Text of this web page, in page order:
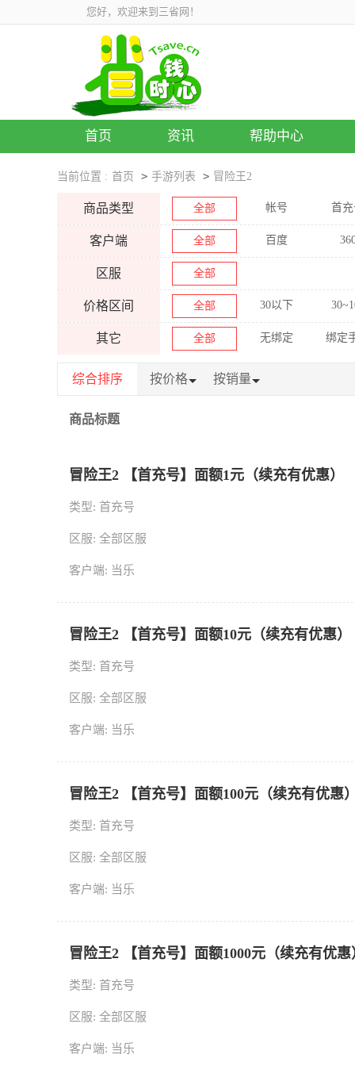
您好，欢迎来到三省网！
首页 资讯 帮助中心
当前位置 : 首页 > 手游列表 > 冒险王2
商品类型 全部 帐号 首
客户端 全部 百度
区服 全部
价格区间 全部 30以下
其它 全部 无绑定 绑定
综合排序 按价格 按销量
商品标题
冒险王2 【首充号】面额1元（续充有优惠）
类型: 首充号
区服: 全部区服
客户端: 当乐
冒险王2 【首充号】面额10元（续充有优惠）
类型: 首充号
区服: 全部区服
客户端: 当乐
冒险王2 【首充号】面额100元（续充有优惠
类型: 首充号
区服: 全部区服
客户端: 当乐
冒险王2 【首充号】面额1000元（续充有优惠
类型: 首充号
区服: 全部区服
客户端: 当乐